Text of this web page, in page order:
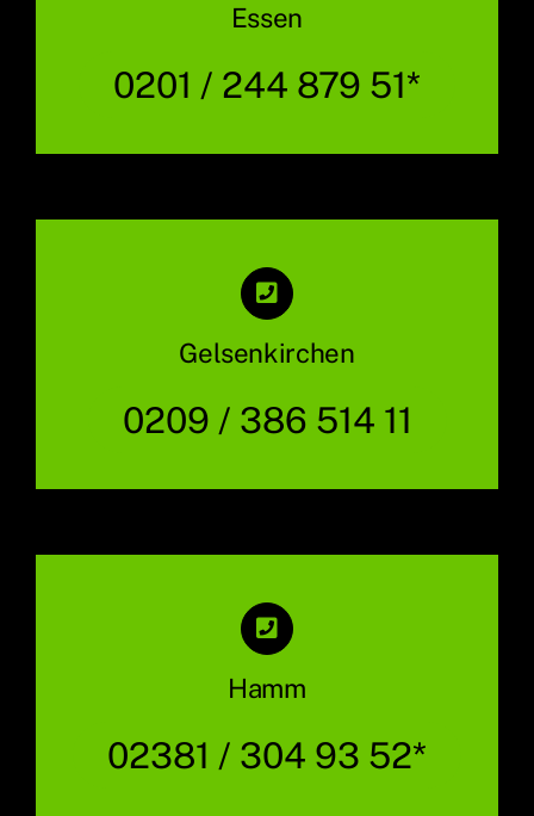
Essen
0201 / 244 879 51*
Gelsenkirchen
0209 / 386 514 11
Hamm
02381 / 304 93 52*